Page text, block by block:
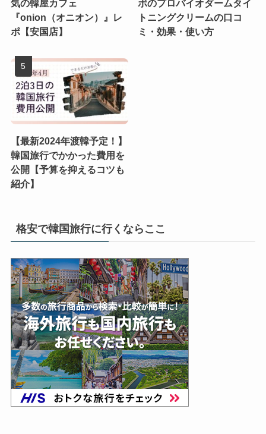
気の韓屋カフェ
『onion（オニオン）』レ
ポ【安国店】
ボのプロバイオダームタイ
トニングクリームの口コ
ミ・効果・使い方
【最新2024年渡韓予定！】
韓国旅行でかかった費用を
公開【予算を抑えるコツも
紹介】
格安で韓国旅行に行くならここ